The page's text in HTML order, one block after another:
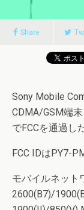
Share
Sony Mobile
CDMA/GSM端
でFCCを通過し
FCC IDはPY7-
モバイルネット
2600(B7)/